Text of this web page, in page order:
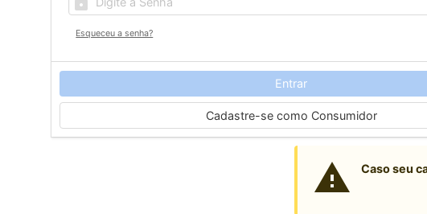
Esqueceu a senha?
Entrar
Cadastre-se como Consumidor
Caso seu